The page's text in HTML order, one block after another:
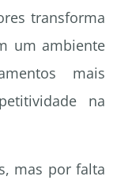
transforma
um ambiente
mais
na
mas por falta